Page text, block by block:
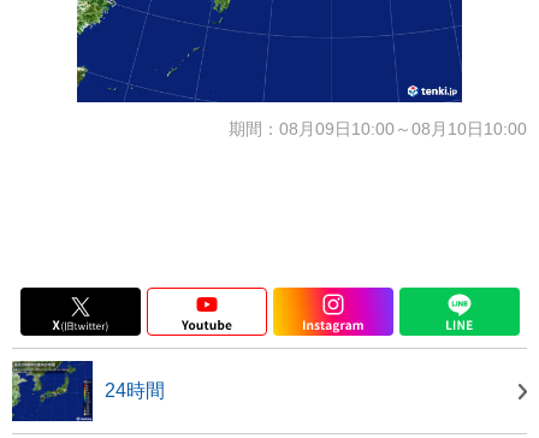
期間：08月09日10:00～08月10日10:00
24時間